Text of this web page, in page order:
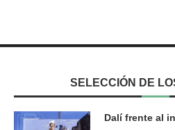
SELECCIÓN DE
Dalí frente al